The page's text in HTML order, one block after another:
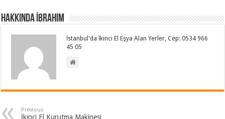
Hakkında İbrahim
İstanbul'da İkinci El Eşya Alan Yerler, Cep: 0534 966
45 05
Previous
İkinci El Kurutma Makinesi